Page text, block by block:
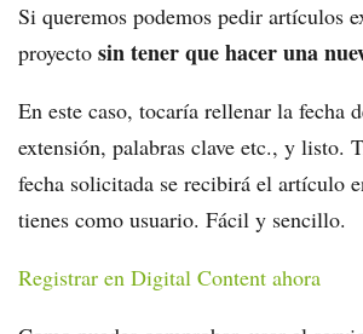
Si queremos podemos pedir artículos
proyecto sin tener que hacer una
En este caso, tocaría rellenar la fecha
extensión, palabras clave etc., y listo.
fecha solicitada se recibirá el artículo
tienes como usuario. Fácil y sencillo.
Registrar en Digital Content ahora